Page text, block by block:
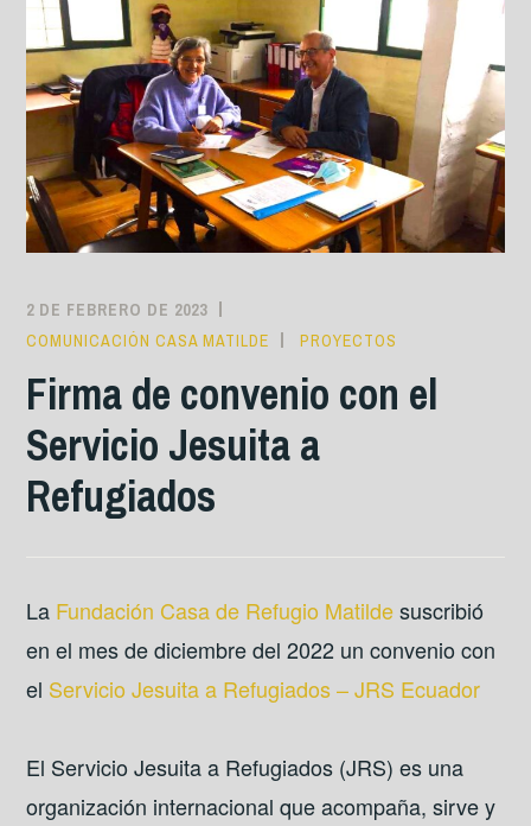
2 DE FEBRERO DE 2023
COMUNICACIÓN CASA MATILDE
PROYECTOS
Firma de convenio con el
Servicio Jesuita a
Refugiados
La Fundación Casa de Refugio Matildesuscribió
en el mes de diciembre del 2022 un convenio con
el Servicio Jesuita a Refugiados – JRS Ecuador
El Servicio Jesuita a Refugiados (JRS) es una
organización internacional que acompaña, sirve y